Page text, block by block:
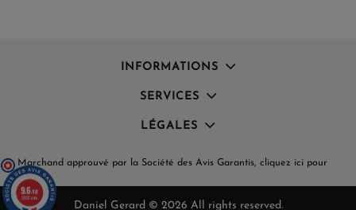
(1 avis)
INFORMATIONS
SERVICES
LÉGALES
Marchand approuvé par la Société des Avis Garantis, cliquez ici pour
vérifier.
Daniel Gerard © 2026 All rights reserved.
9.6/10
3622 avis